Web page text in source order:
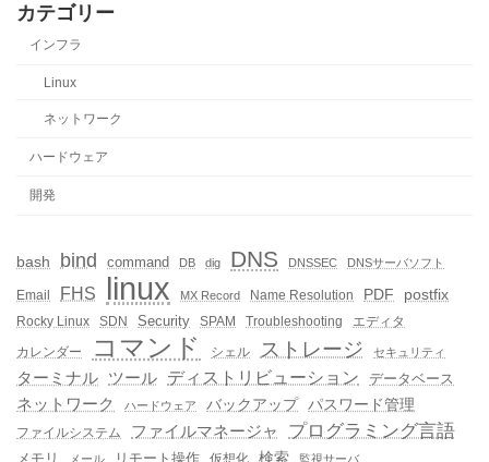
カテゴリー
インフラ
Linux
ネットワーク
ハードウェア
開発
bash bind command DB dig DNS DNSSEC DNSサーバソフト
Email FHS linux MX Record Name Resolution PDF postfix
Rocky Linux SDN Security SPAM Troubleshooting
エディタ
カレンダー
コマンド シェル ストレージ セキュリティ
ターミナル ツール ディストリビューション データベース
ネットワーク ハードウェア バックアップ パスワード管理
ファイルシステム ファイルマネージャ プログラミング言語
メモリ メール リモート操作 仮想化 検索 監視サーバ